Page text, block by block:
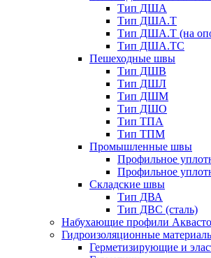
Тип ДША
Тип ДША.Т
Тип ДША.Т (на
Тип ДША.ТС
Пешеходные швы
Тип ДШВ
Тип ДШЛ
Тип ДШМ
Тип ДШО
Тип ТПА
Тип ТПМ
Промышленные швы
Профильное
Профильное
Складские швы
Тип ДВА
Тип ДВС (сталь)
Набухающие профили
Гидроизоляционные
Герметизирующие и